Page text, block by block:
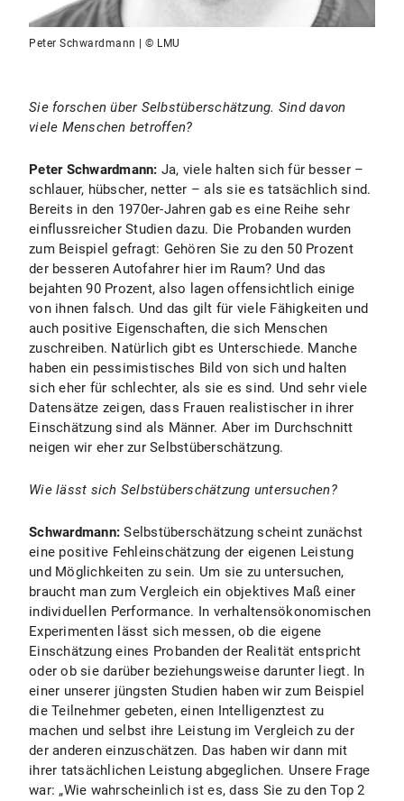
Peter Schwardmann | © LMU
Sie forschen über Selbstüberschätzung. Sind davon
viele Menschen betroffen?
Peter Schwardmann: Ja, viele halten sich für besser –
schlauer, hübscher, netter – als sie es tatsächlich sind.
Bereits in den 1970er-Jahren gab es eine Reihe sehr
einflussreicher Studien dazu. Die Probanden wurden
zum Beispiel gefragt: Gehören Sie zu den 50 Prozent
der besseren Autofahrer hier im Raum? Und das
bejahten 90 Prozent, also lagen offensichtlich einige
von ihnen falsch. Und das gilt für viele Fähigkeiten und
auch positive Eigenschaften, die sich Menschen
zuschreiben. Natürlich gibt es Unterschiede. Manche
haben ein pessimistisches Bild von sich und halten
sich eher für schlechter, als sie es sind. Und sehr viele
Datensätze zeigen, dass Frauen realistischer in ihrer
Einschätzung sind als Männer. Aber im Durchschnitt
neigen wir eher zur Selbstüberschätzung.
Wie lässt sich Selbstüberschätzung untersuchen?
Schwardmann:Selbstüberschätzung scheint zunächst
eine positive Fehleinschätzung der eigenen Leistung
und Möglichkeiten zu sein. Um sie zu untersuchen,
braucht man zum Vergleich ein objektives Maß einer
individuellen Performance. In verhaltensökonomischen
Experimenten lässt sich messen, ob die eigene
Einschätzung eines Probanden der Realität entspricht
oder ob sie darüber beziehungsweise darunter liegt. In
einer unserer jüngsten Studien haben wir zum Beispiel
die Teilnehmer gebeten, einen Intelligenztest zu
machen und selbst ihre Leistung im Vergleich zu der
der anderen einzuschätzen. Das haben wir dann mit
ihrer tatsächlichen Leistung abgeglichen. Unsere Frage
war: „Wie wahrscheinlich ist es, dass Sie zu den Top 2